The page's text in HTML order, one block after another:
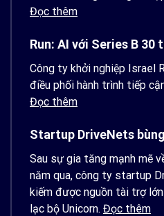
Đọc thêm
Run: AI với Series B 30
Công ty khởi nghiệp Israel
điều phối hành trình tiếp
Đọc thêm
Startup DriveNets
Sau sự gia tăng mạnh mẽ
năm qua, công ty startup
kiếm được nguồn tài trợ
lạc bộ Unicorn. Đọc thêm